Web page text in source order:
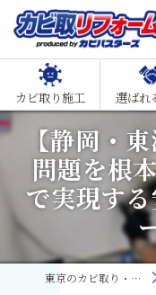
カビ取り施工 選ばれ
【静岡・
問題を根
で実現す
東京のカビ取り・カビ対策ならMIST工法®カビ取リフォーム